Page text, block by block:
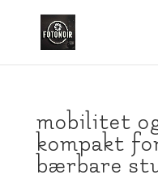
mobilitet
kompakt
bærbare